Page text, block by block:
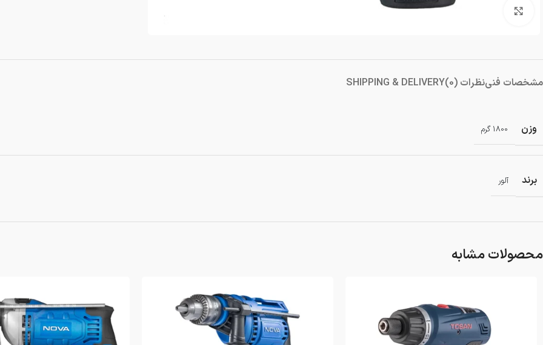
مشخصات فنینظرات (0) SHIPPING & DELIVERY
وزن 1800 گرم
برند آلور
محصولات مشابه